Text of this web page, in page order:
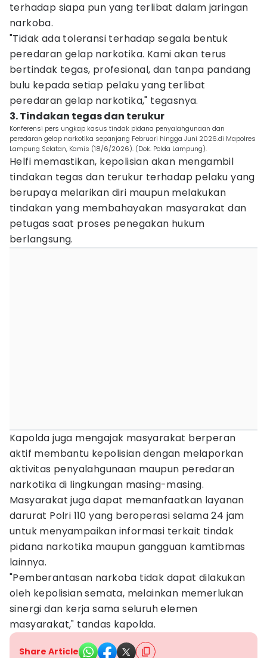
terhadap siapa pun yang terlibat dalam jaringan
narkoba.
"Tidak ada toleransi terhadap segala bentuk
peredaran gelap narkotika. Kami akan terus
bertindak tegas, profesional, dan tanpa pandang
bulu kepada setiap pelaku yang terlibat
peredaran gelap narkotika," tegasnya.
3. Tindakan tegas dan terukur
Konferensi pers ungkap kasus tindak pidana penyalahgunaan dan
peredaran gelap narkotika sepanjang Februari hingga Juni 2026.di Mapolres
Lampung Selatan, Kamis (18/6/2026). (Dok. Polda Lampung).
Helfi memastikan, kepolisian akan mengambil
tindakan tegas dan terukur terhadap pelaku yang
berupaya melarikan diri maupun melakukan
tindakan yang membahayakan masyarakat dan
petugas saat proses penegakan hukum
berlangsung.
Kapolda juga mengajak masyarakat berperan
aktif membantu kepolisian dengan melaporkan
aktivitas penyalahgunaan maupun peredaran
narkotika di lingkungan masing-masing.
Masyarakat juga dapat memanfaatkan layanan
darurat Polri 110 yang beroperasi selama 24 jam
untuk menyampaikan informasi terkait tindak
pidana narkotika maupun gangguan kamtibmas
lainnya.
"Pemberantasan narkoba tidak dapat dilakukan
oleh kepolisian semata, melainkan memerlukan
sinergi dan kerja sama seluruh elemen
masyarakat," tandas kapolda.
Share Article